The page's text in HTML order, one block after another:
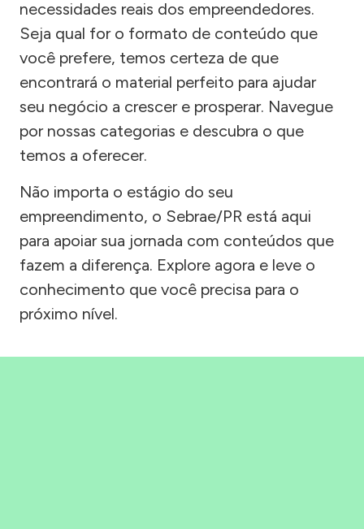
necessidades reais dos empreendedores.
Seja qual for o formato de conteúdo que
você prefere, temos certeza de que
encontrará o material perfeito para ajudar
seu negócio a crescer e prosperar. Navegue
por nossas categorias e descubra o que
temos a oferecer.
Não importa o estágio do seu
empreendimento, o Sebrae/PR está aqui
para apoiar sua jornada com conteúdos que
fazem a diferença. Explore agora e leve o
conhecimento que você precisa para o
próximo nível.